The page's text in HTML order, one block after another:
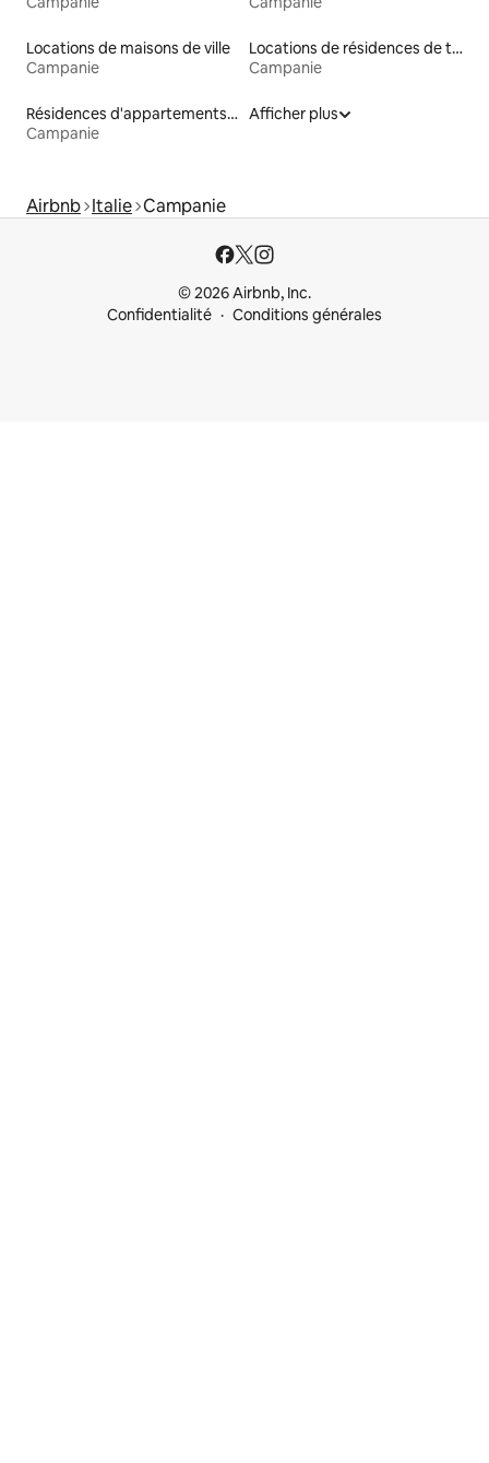
Locations de maisons de ville
Campanie
Locations de résidences de tourisme
Campanie
Résidences d'appartements en location
Campanie
Afficher plus
Airbnb Italie Campanie
© 2026 Airbnb, Inc.
Confidentialité
Conditions générales